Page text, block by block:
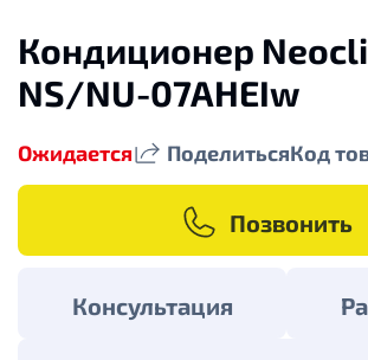
Кондиционер
NS/NU-07AHЕIw
Ожидается ПоделитьсяКод
Позвонить
Консультация